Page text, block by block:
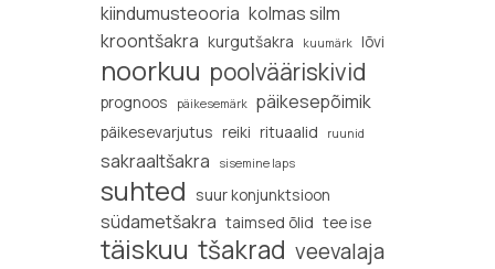
kiindumusteooria kolmas silm
kroontšakra kurgutšakra kuumärk lõvi
noorkuu poolvääriskivid
prognoos päikesemärk päikesepõimik
päikesevarjutus reiki rituaalid ruunid
sakraaltšakra sisemine laps
suhted suur konjunktsioon
südametšakra taimsed õlid tee ise
täiskuu tšakrad veevalaja